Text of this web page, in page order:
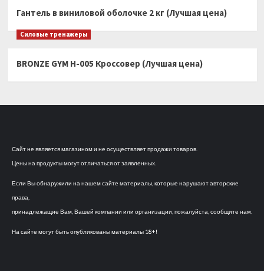
Гантель в виниловой оболочке 2 кг (Лучшая цена)
Силовые тренажеры
BRONZE GYM H-005 Кроссовер (Лучшая цена)
Сайт не является магазином и не осуществляет продажи товаров.
Цены на продукты могут отличаться от заявленных.
Если Вы обнаружили на нашем сайте материалы, которые нарушают авторские
права,
принадлежащие Вам, Вашей компании или организации, пожалуйста, сообщите нам.
На сайте могут быть опубликованы материалы 18+!